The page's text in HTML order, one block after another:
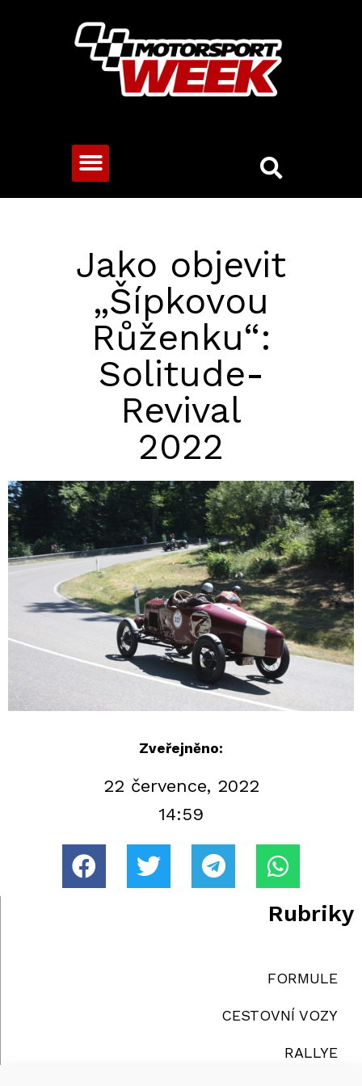
Jako objevit
„Šípkovou
Růženku“:
Solitude-
Revival
2022
Zveřejněno:
22 července, 2022
14:59
Rubriky
FORMULE
CESTOVNÍ VOZY
RALLYE